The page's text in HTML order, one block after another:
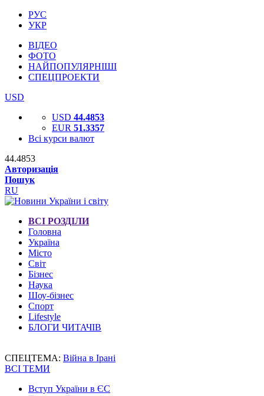
РУС
УКР
ВІДЕО
ФОТО
НАЙПОПУЛЯРНІШІ
СПЕЦПРОЕКТИ
USD
USD 44.4853
EUR 51.3357
Всі курси валют
44.4853
Авторизація
Пошук
RU
ВСІ РОЗДІЛИ
Головна
Україна
Місто
Світ
Бізнес
Наука
Шоу-бізнес
Спорт
Lifestyle
БЛОГИ ЧИТАЧІВ
СПЕЦТЕМА: Війна в Ірані
ВСІ ТЕМИ
Вступ України в ЄС